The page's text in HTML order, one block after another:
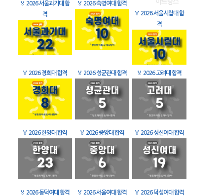
🏅 2026 서울과기대 합
격
🏅 2026 숙명여대 합격
🏅 2026 서울시립대 합
격
🏅 2026 경희대 합격 🏅 2026 성균관대 합격 🏅 2026 고려대 합격
🏅 2026 한양대 합격 🏅 2026 중앙대 합격 🏅 2026 성신여대 합격
🏅 2026 동덕여대 합격 🏅 2026 서울여대 합격 🏅 2026 덕성여대 합격